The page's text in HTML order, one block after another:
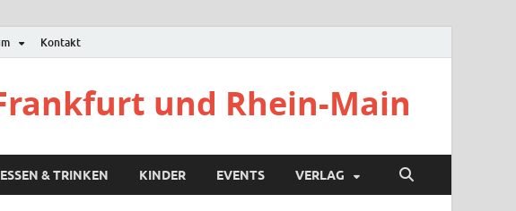
Kontakt
und Rhein-Main
ESSEN & TRINKEN KINDER EVENTS VERLAG